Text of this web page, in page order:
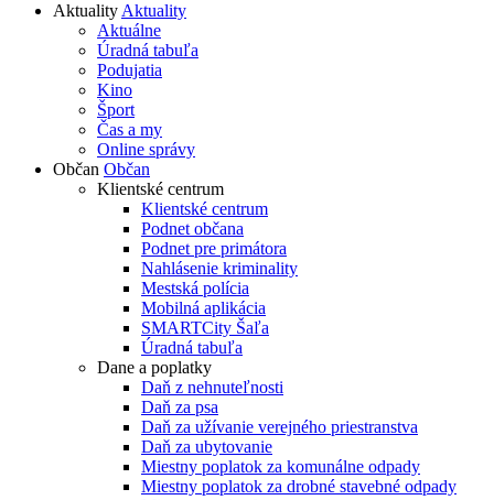
AktualityAktuality
Aktuálne
Úradná tabuľa
Podujatia
Kino
Šport
Čas a my
Online správy
Občan Občan
Klientské centrum
Klientské centrum
Podnet občana
Podnet pre primátora
Nahlásenie kriminality
Mestská polícia
Mobilná aplikácia
SMARTCity Šaľa
Úradná tabuľa
Dane a poplatky
Daň z nehnuteľnosti
Daň za psa
Daň za užívanie verejného priestranstva
Daň za ubytovanie
Miestny poplatok za komunálne odpady
Miestny poplatok za drobné stavebné odpady